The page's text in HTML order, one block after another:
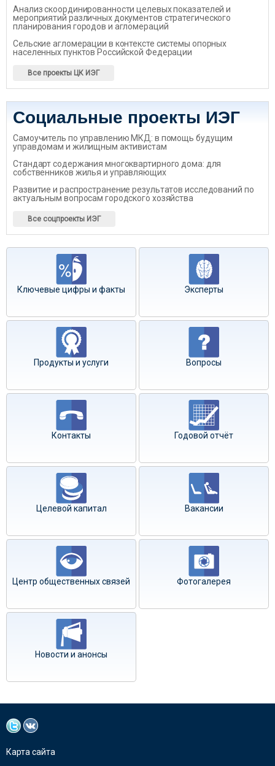
Анализ скоординированности целевых показателей и
мероприятий различных документов стратегического
планирования городов и агломераций
Сельские агломерации в контексте системы опорных
населенных пунктов Российской Федерации
Все проекты ЦК ИЭГ
Социальные проекты ИЭГ
Самоучитель по управлению МКД: в помощь будущим
управдомам и жилищным активистам
Стандарт содержания многоквартирного дома: для
собственников жилья и управляющих
Развитие и распространение результатов исследований по
актуальным вопросам городского хозяйства
Все соцпроекты ИЭГ
Ключевые цифры и факты Эксперты
Продукты и услуги Вопросы
Контакты Годовой отчёт
Целевой капитал Вакансии
Центр общественных связей Фотогалерея
Новости и анонсы
Карта сайта